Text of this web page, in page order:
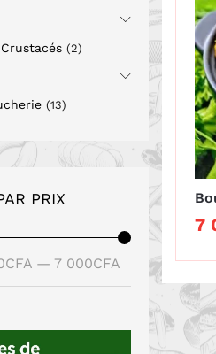
7
7
(2)
(13)
PRIX
min
max
— 7 000CFA